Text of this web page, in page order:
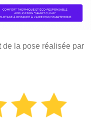
de la pose réalisée par